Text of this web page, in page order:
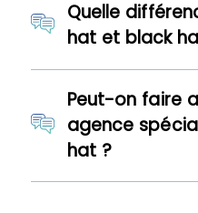
Quelle
hat et black
Peut-on faire
agence
hat ?